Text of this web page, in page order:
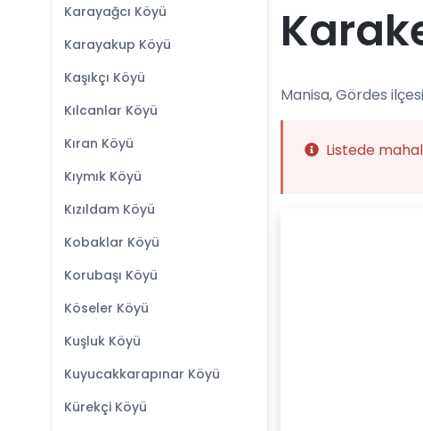
Karayağcı Köyü
Karayakup Köyü
Kaşıkçı Köyü
Kılcanlar Köyü
Kıran Köyü
Kıymık Köyü
Kızıldam Köyü
Kobaklar Köyü
Korubaşı Köyü
Köseler Köyü
Kuşluk Köyü
Kuyucakkarapınar Köyü
Kürekçi Köyü
Manisa, Gördes
Listede